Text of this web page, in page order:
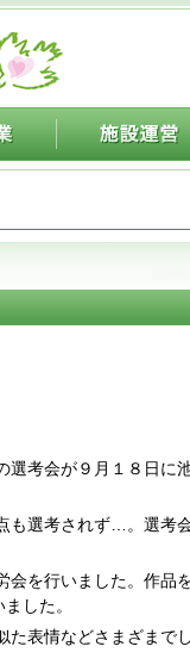
考会が９月１８日
も選考されず…。選考
を行いました。作
した。
表情などさまざま